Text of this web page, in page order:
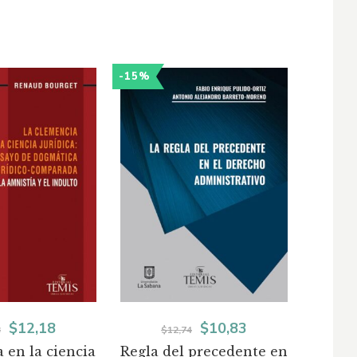
en la ciencia
El
$12,18El
-15%
Regla del precedente en
$12,74
El
$10,83